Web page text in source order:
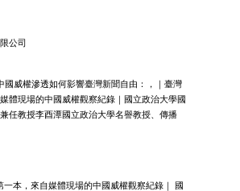
公司
國威權滲透如何影響臺灣新聞自由：，｜臺灣
體現場的中國威權觀察紀錄｜國立政治大學國
任教授李酉潭國立政治大學名譽教授、傳播
一本，來自媒體現場的中國威權觀察紀錄｜ 國